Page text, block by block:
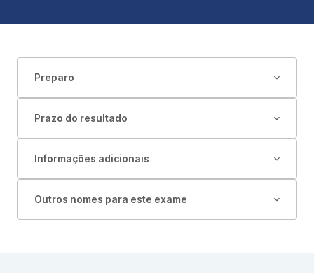
Preparo
Prazo do resultado
Informações adicionais
Outros nomes para este exame